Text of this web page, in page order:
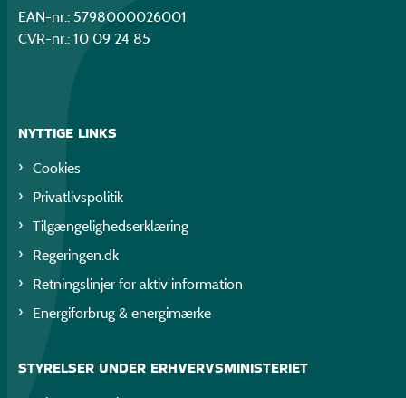
EAN-nr.: 5798000026001
CVR-nr.: 10 09 24 85
NYTTIGE LINKS
Cookies
Privatlivspolitik
Tilgængelighedserklæring
Regeringen.dk
Retningslinjer for aktiv information
Energiforbrug & energimærke
STYRELSER UNDER ERHVERVSMINISTERIET